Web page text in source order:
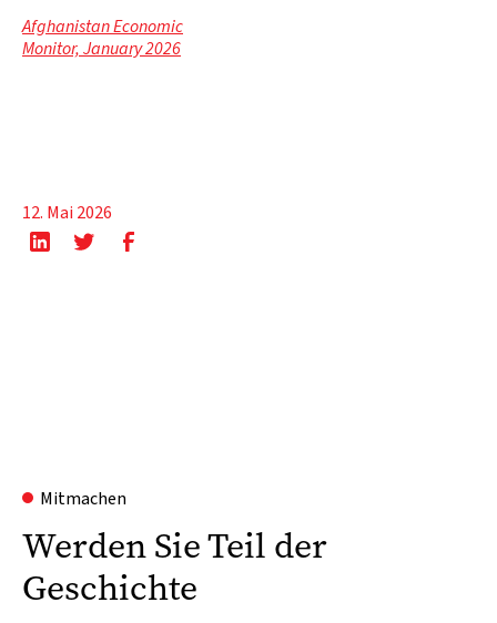
Afghanistan Economic
Monitor, January 2026
12. Mai 2026
Mitmachen
Werden Sie Teil der
Geschichte